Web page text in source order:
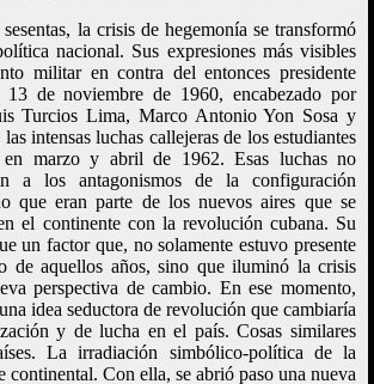
la crisis de hegemonía se transformó
nacional. Sus expresiones más visibles
militar en contra del entonces presidente
de noviembre de 1960, encabezado por
Turcios Lima, Marco Antonio Yon Sosa y
intensas luchas callejeras de los estudiantes
marzo y abril de 1962. Esas luchas no
a los antagonismos de la configuración
que eran parte de los nuevos aires que se
el continente con la revolución cubana. Su
un factor que, no solamente estuvo presente
de aquellos años, sino que iluminó la crisis
perspectiva de cambio. En ese momento,
idea seductora de revolución que cambiaría
y de lucha en el país. Cosas similares
La irradiación simbólico-política de la
continental. Con ella, se abrió paso una nueva